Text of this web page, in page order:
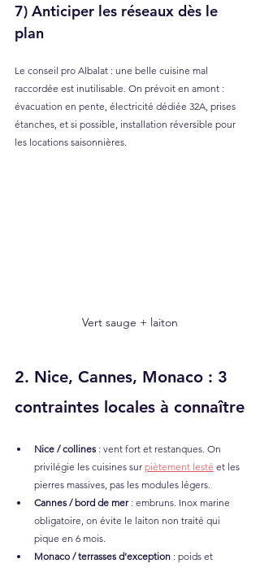
7) Anticiper les réseaux dès le
plan
Le conseil pro Albalat : une belle cuisine mal
raccordée est inutilisable. On prévoit en amont :
évacuation en pente, électricité dédiée 32A, prises
étanches, et si possible, installation réversible pour
les locations saisonnières.
Vert sauge + laiton
2. Nice, Cannes, Monaco : 3
contraintes locales à connaître
Nice / collines : vent fort et restanques. On
privilégie les cuisines sur piètement lesté et les
pierres massives, pas les modules légers.
Cannes / bord de mer : embruns. Inox marine
obligatoire, on évite le laiton non traité qui
pique en 6 mois.
Monaco / terrasses d'exception : poids et